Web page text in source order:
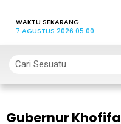
WAKTU SEKARANG
7 AGUSTUS 2026 05:00
Gubernur